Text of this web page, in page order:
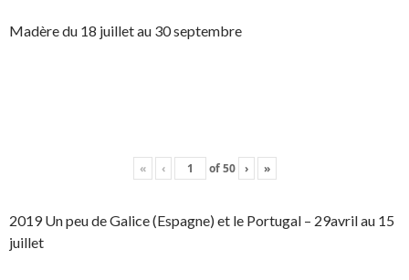
Madère du 18 juillet au 30 septembre
« ‹ of50 › »
2019 Un peu de Galice (Espagne) et le Portugal – 29avril au 15
juillet